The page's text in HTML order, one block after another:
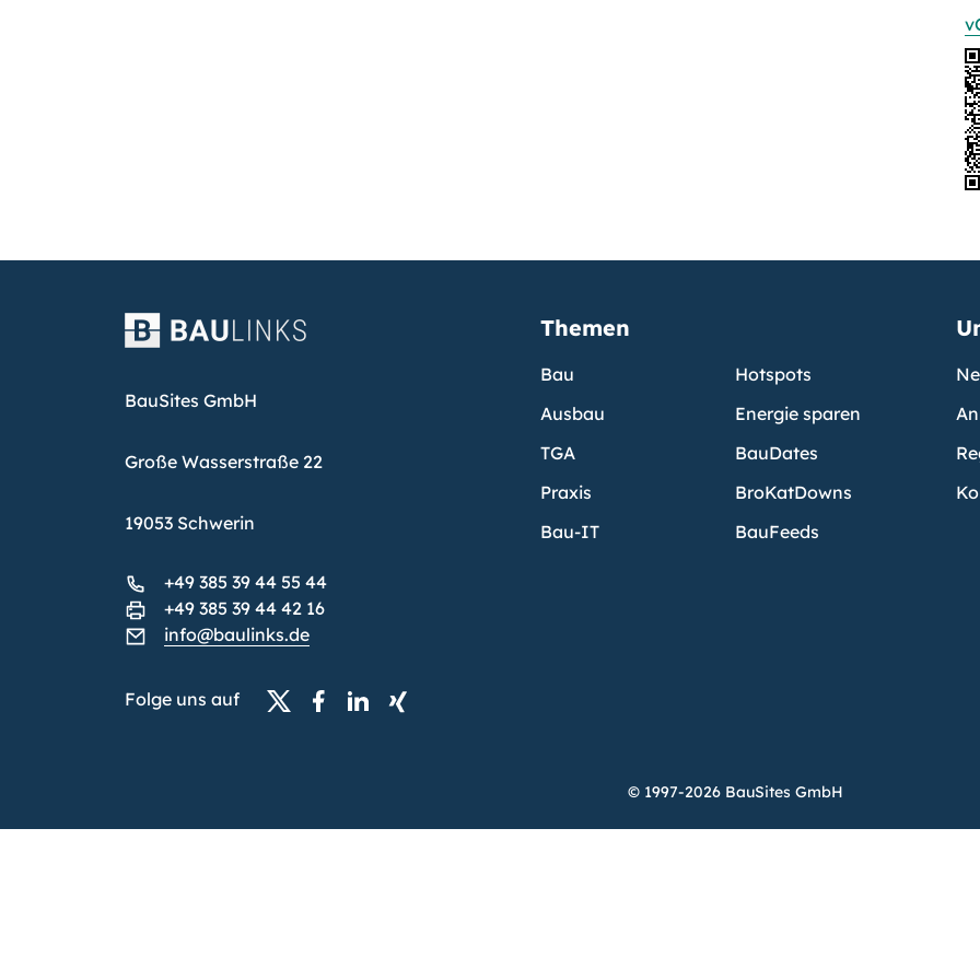
BauSites GmbH
Große Wasserstraße 22
19053 Schwerin
+49 385 39 44 55 44
+49 385 39 44 42 16
info@baulinks.de
Folge uns auf
Themen
Bau
Ausbau
TGA
Praxis
Bau-IT
Hotspots
Energie sparen
BauDates
BroKatDowns
BauFeeds
© 1997-2026 BauSites GmbH